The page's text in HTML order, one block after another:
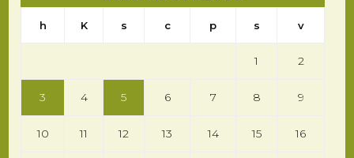
h K s c p s v
1 2
3 4 5 6 7 8 9
10 11 12 13 14 15 16